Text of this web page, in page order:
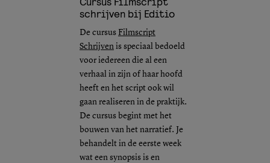
schrijven bij Editio
De cursus Filmscript
Schrijven is speciaal bedoeld
voor iedereen die al een
verhaal in zijn of haar hoofd
heeft en het script ook wil
gaan realiseren in de praktijk.
De cursus begint met het
bouwen van het narratief. Je
behandelt in de eerste week
wat een synopsis is en